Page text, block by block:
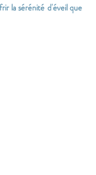
la sérénité d'éveil que